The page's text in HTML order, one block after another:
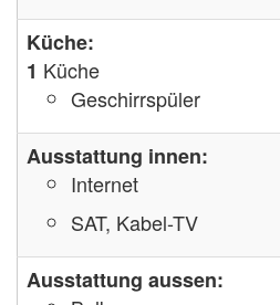
Küche:
1 Küche
Geschirrspüler
Ausstattung innen:
Internet
SAT, Kabel-TV
Ausstattung aussen: